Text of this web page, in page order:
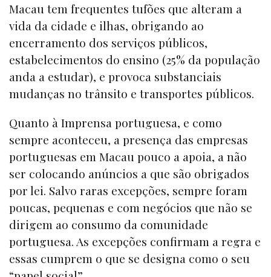
Macau tem frequentes tufões que alteram a
vida da cidade e ilhas, obrigando ao
encerramento dos serviços públicos,
estabelecimentos do ensino (25% da população
anda a estudar), e provoca substanciais
mudanças no trânsito e transportes públicos.
Quanto à Imprensa portuguesa, e como
sempre aconteceu, a presença das empresas
portuguesas em Macau pouco a apoia, a não
ser colocando anúncios a que são obrigados
por lei. Salvo raras excepções, sempre foram
poucas, pequenas e com negócios que não se
dirigem ao consumo da comunidade
portuguesa. As excepções confirmam a regra e
essas cumprem o que se designa como o seu